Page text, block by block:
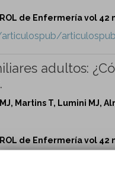
de Enfermería vol 42
adultos:
Martins T, Lumini MJ,
de Enfermería vol 42